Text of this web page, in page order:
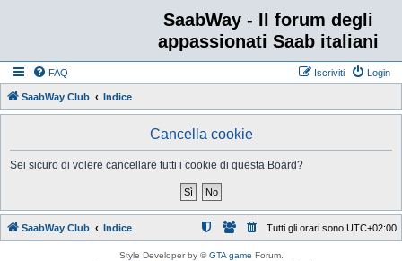
SaabWay - Il forum degli
appassionati Saab italiani
FAQ Login
Iscriviti
SaabWay Club Indice
Cancella cookie
Sei sicuro di volere cancellare tutti i cookie di questa Board?
SaabWay Club Indice Tutti gli orari sono UTC+02:00
Style Developer by ©GTA game Forum.